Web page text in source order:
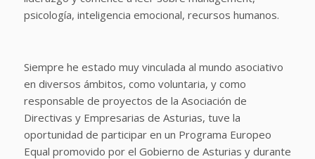
psicología, inteligencia emocional, recursos humanos.
Siempre he estado muy vinculada al mundo asociativo
en diversos ámbitos, como voluntaria, y como
responsable de proyectos de la Asociación de
Directivas y Empresarias de Asturias, tuve la
oportunidad de participar en un Programa Europeo
Equal promovido por el Gobierno de Asturias y durante